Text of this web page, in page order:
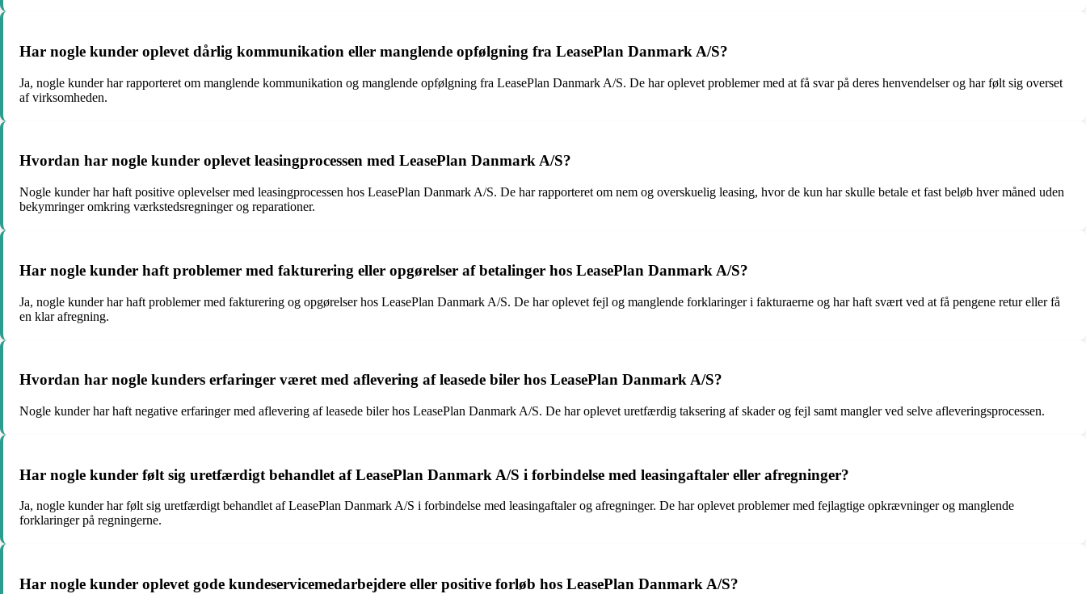
Har nogle kunder oplevet dårlig kommunikation eller manglende opfølgning fra LeasePlan Danmark A/S?
Ja, nogle kunder har rapporteret om manglende kommunikation og manglende opfølgning fra LeasePlan Danmark A/S. De har oplevet problemer med at få svar på deres henvendelser og har følt sig overset
af virksomheden.
Hvordan har nogle kunder oplevet leasingprocessen med LeasePlan Danmark A/S?
Nogle kunder har haft positive oplevelser med leasingprocessen hos LeasePlan Danmark A/S. De har rapporteret om nem og overskuelig leasing, hvor de kun har skulle betale et fast beløb hver måned uden
bekymringer omkring værkstedsregninger og reparationer.
Har nogle kunder haft problemer med fakturering eller opgørelser af betalinger hos LeasePlan Danmark A/S?
Ja, nogle kunder har haft problemer med fakturering og opgørelser hos LeasePlan Danmark A/S. De har oplevet fejl og manglende forklaringer i fakturaerne og har haft svært ved at få pengene retur eller få
en klar afregning.
Hvordan har nogle kunders erfaringer været med aflevering af leasede biler hos LeasePlan Danmark A/S?
Nogle kunder har haft negative erfaringer med aflevering af leasede biler hos LeasePlan Danmark A/S. De har oplevet uretfærdig taksering af skader og fejl samt mangler ved selve afleveringsprocessen.
Har nogle kunder følt sig uretfærdigt behandlet af LeasePlan Danmark A/S i forbindelse med leasingaftaler eller afregninger?
Ja, nogle kunder har følt sig uretfærdigt behandlet af LeasePlan Danmark A/S i forbindelse med leasingaftaler og afregninger. De har oplevet problemer med fejlagtige opkrævninger og manglende
forklaringer på regningerne.
Har nogle kunder oplevet gode kundeservicemedarbejdere eller positive forløb hos LeasePlan Danmark A/S?